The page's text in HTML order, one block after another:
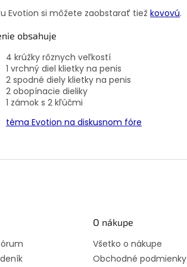
Evotion si môžete zaobstarať tiež kovovú.
obsahuje
4 krúžky rôznych veľkostí
1 vrchný diel klietky na penis
2 spodné diely klietky na penis
2 obopínacie dieliky
1 zámok s 2 kľúčmi
téma Evotion na diskusnom fóre
O nákupe
Všetko o nákupe
Obchodné podmienky